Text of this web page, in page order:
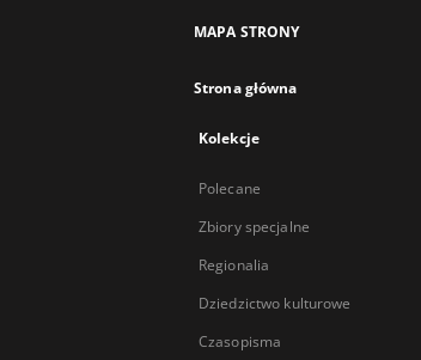
MAPA STRONY
Strona główna
Kolekcje
Polecane
Zbiory specjalne
Regionalia
Dziedzictwo kulturowe
Czasopisma